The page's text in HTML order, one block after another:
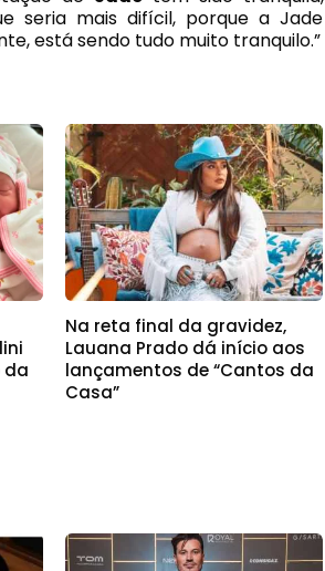
seria mais difícil, porque a Jade
está sendo tudo muito tranquilo.”
da
Na reta final da gravidez,
Lauana Prado dá início aos
lançamentos de “Cantos da
Casa”